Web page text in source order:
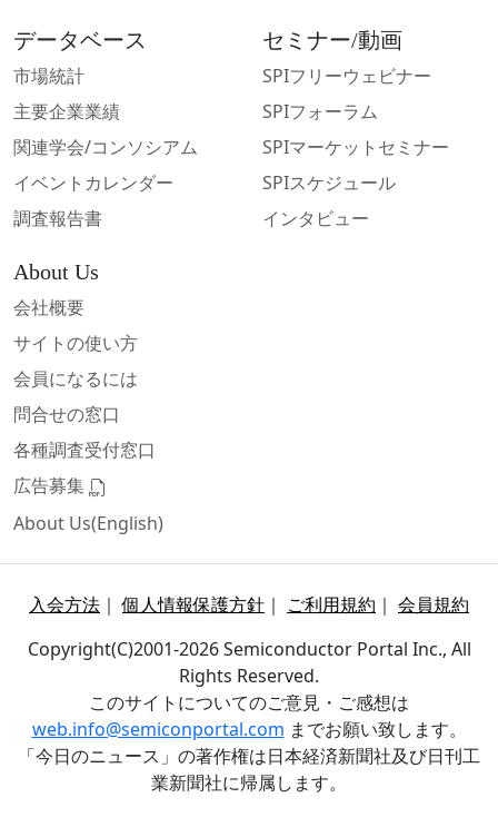
データベース
市場統計
主要企業業績
関連学会/コンソシアム
イベントカレンダー
調査報告書
セミナー/動画
SPIフリーウェビナー
SPIフォーラム
SPIマーケットセミナー
SPIスケジュール
インタビュー
About Us
会社概要
サイトの使い方
会員になるには
問合せの窓口
各種調査受付窓口
広告募集
About Us(English)
入会方法 ｜個人情報保護方針 ｜ ご利用規約 ｜ 会員規約
Copyright(C)2001-2026 Semiconductor Portal Inc., All
Rights Reserved.
このサイトについてのご意見・ご感想は
web.info@semiconportal.com までお願い致します。
「今日のニュース」の著作権は日本経済新聞社及び日刊工
業新聞社に帰属します。